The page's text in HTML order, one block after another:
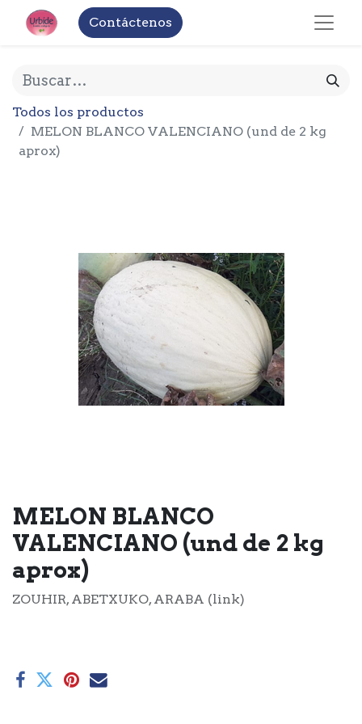
Contáctenos
Todos los productos
MELON BLANCO VALENCIANO (und de 2 kg
aprox)
MELON BLANCO
VALENCIANO (und de 2 kg
aprox)
ZOUHIR, ABETXUKO, ARABA (link)